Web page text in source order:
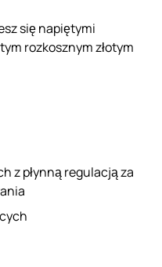
się napiętymi
rozkosznym złotym
z płynną regulacją za